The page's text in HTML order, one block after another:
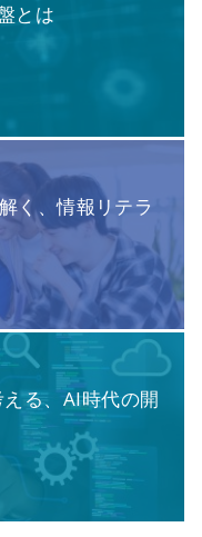
とは
く、情報リテラ
る、AI時代の開